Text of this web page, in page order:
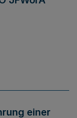
einer